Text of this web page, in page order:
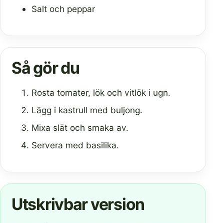
Salt och peppar
Så gör du
Rosta tomater, lök och vitlök i ugn.
Lägg i kastrull med buljong.
Mixa slät och smaka av.
Servera med basilika.
Utskrivbar version